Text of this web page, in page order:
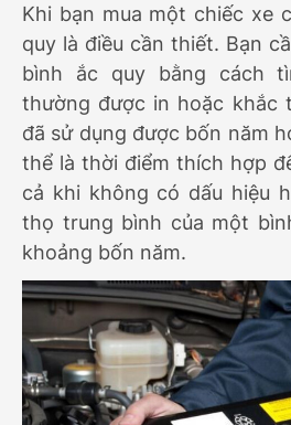
Khi bạn mua một chiếc xe
quy là điều cần thiết. Bạn
bình ắc quy bằng cách
thường được in hoặc khắc
đã sử dụng được bốn năm
thể là thời điểm thích hợp
cả khi không có dấu hiệu
thọ trung bình của một
khoảng bốn năm.